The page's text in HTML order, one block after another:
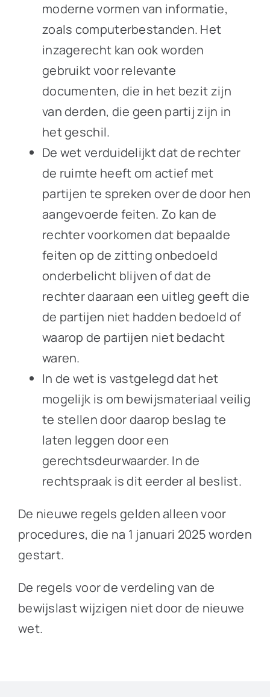
moderne vormen van informatie,
zoals computerbestanden. Het
inzagerecht kan ook worden
gebruikt voor relevante
documenten, die in het bezit zijn
van derden, die geen partij zijn in
het geschil.
De wet verduidelijkt dat de rechter
de ruimte heeft om actief met
partijen te spreken over de door hen
aangevoerde feiten. Zo kan de
rechter voorkomen dat bepaalde
feiten op de zitting onbedoeld
onderbelicht blijven of dat de
rechter daaraan een uitleg geeft die
de partijen niet hadden bedoeld of
waarop de partijen niet bedacht
waren.
In de wet is vastgelegd dat het
mogelijk is om bewijsmateriaal veilig
te stellen door daarop beslag te
laten leggen door een
gerechtsdeurwaarder. In de
rechtspraak is dit eerder al beslist.
De nieuwe regels gelden alleen voor
procedures, die na 1 januari 2025 worden
gestart.
De regels voor de verdeling van de
bewijslast wijzigen niet door de nieuwe
wet.